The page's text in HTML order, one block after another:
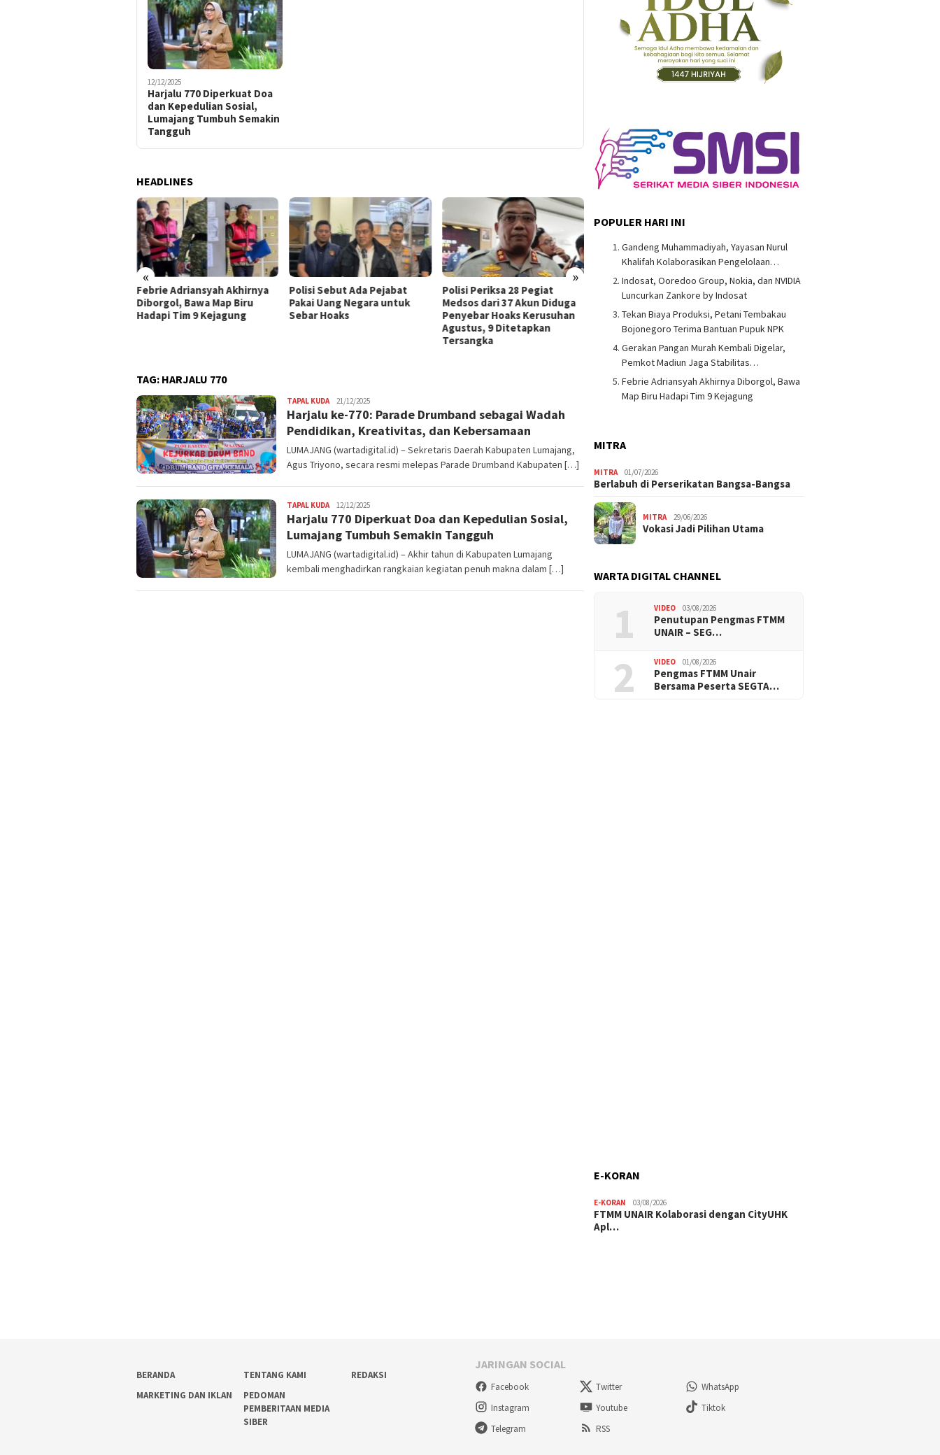
12/12/2025
Harjalu 770 Diperkuat Doa
dan Kepedulian Sosial,
Lumajang Tumbuh Semakin
Tangguh
HEADLINES
« »
Febrie Adriansyah Akhirnya
Diborgol, Bawa Map Biru
Hadapi Tim 9 Kejagung
Polisi Sebut Ada Pejabat
Pakai Uang Negara untuk
Sebar Hoaks
Polisi Periksa 28 Pegiat
Medsos dari 37 Akun Diduga
Penyebar Hoaks Kerusuhan
Agustus, 9 Ditetapkan
Tersangka
Gubernur Khofifah
Berangkatkan Tim Bakti
Negeri Anak Bangsa
Gandeng Muhammadiyah,
Kolaborasikan Pengelolaan
Masjid dan Pesantren
TAG: HARJALU 770
TAPAL KUDAAdmin
Warta
21/12/2025
Harjalu ke-770: Parade Drumband sebagai Wadah
Pendidikan, Kreativitas, dan Kebersamaan
LUMAJANG (wartadigital.id) – Sekretaris Daerah Kabupaten Lumajang,
Agus Triyono, secara resmi melepas Parade Drumband Kabupaten […]
TAPAL KUDAAdmin
Warta
12/12/2025
Harjalu 770 Diperkuat Doa dan Kepedulian Sosial,
Lumajang Tumbuh Semakin Tangguh
LUMAJANG (wartadigital.id) – Akhir tahun di Kabupaten Lumajang
kembali menghadirkan rangkaian kegiatan penuh makna dalam […]
POPULER HARI INI
Gandeng Muhammadiyah, Yayasan Nurul
Khalifah Kolaborasikan Pengelolaan…
Indosat, Ooredoo Group, Nokia, dan NVIDIA
Luncurkan Zankore by Indosat
Tekan Biaya Produksi, Petani Tembakau
Bojonegoro Terima Bantuan Pupuk NPK
Gerakan Pangan Murah Kembali Digelar,
Pemkot Madiun Jaga Stabilitas…
Febrie Adriansyah Akhirnya Diborgol, Bawa
Map Biru Hadapi Tim 9 Kejagung
MITRA
MITRA 01/07/2026
Berlabuh di Perserikatan Bangsa-Bangsa
MITRA 29/06/2026
Vokasi Jadi Pilihan Utama
WARTA DIGITAL CHANNEL
1 VIDEO 03/08/2026
Penutupan Pengmas FTMM
UNAIR – SEG…
2 VIDEO 01/08/2026
Pengmas FTMM Unair
Bersama Peserta SEGTA…
E-KORAN
E-KORAN 03/08/2026
FTMM UNAIR Kolaborasi dengan CityUHK
Apl…
BERANDA TENTANG KAMI
REDAKSI
MARKETING DAN IKLAN
PEDOMAN
PEMBERITAAN MEDIA
SIBER
JARINGAN SOCIAL
Facebook Twitter
WhatsApp
Instagram
Youtube
Tiktok
Telegram
RSS